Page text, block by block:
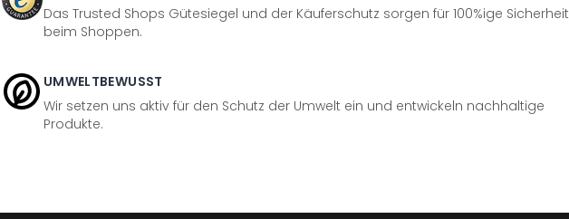
Das Trusted Shops Gütesiegel und der Käuferschutz sorgen für 100%ige Sicherheit
beim Shoppen.
UMWELTBEWUSST
Wir setzen uns aktiv für den Schutz der Umwelt ein und entwickeln nachhaltige
Produkte.